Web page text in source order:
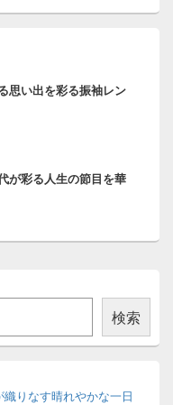
思い出を彩る振袖レン
が彩る人生の節目を華
検索
りなす晴れやかな一日